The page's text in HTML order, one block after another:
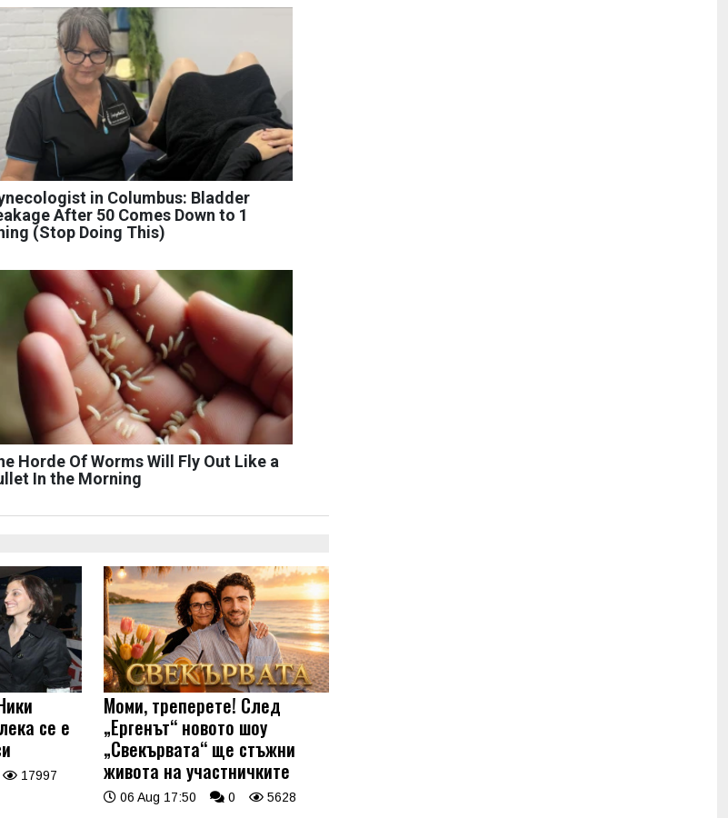
in Columbus: Bladder
After 50 Comes Down to 1
(Stop Doing This)
Horde Of Worms Will Fly Out Like a
In the Morning
се е
17997
Моми, треперете! След
„Ергенът“ новото шоу
„Свекървата“ ще стъжни
живота на участничките
06 Aug 17:50 0 5628